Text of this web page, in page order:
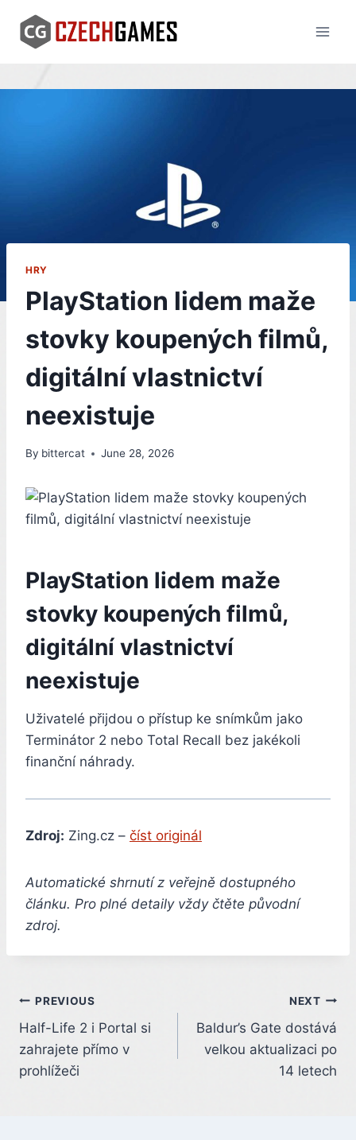
content
HRY
PlayStation lidem maže
stovky koupených filmů,
digitální vlastnictví
neexistuje
By bittercat June 28, 2026
PlayStation lidem maže
stovky koupených filmů,
digitální vlastnictví
neexistuje
Uživatelé přijdou o přístup ke snímkům jako
Terminátor 2 nebo Total Recall bez jakékoli
finanční náhrady.
Zdroj: Zing.cz – číst originál
Automatické shrnutí z veřejně dostupného
článku. Pro plné detaily vždy čtěte původní
zdroj.
Post
navigation
PREVIOUS
Half-Life 2 i Portal si
zahrajete přímo v
prohlížeči
NEXT
Baldur’s Gate dostává
velkou aktualizaci po
14 letech